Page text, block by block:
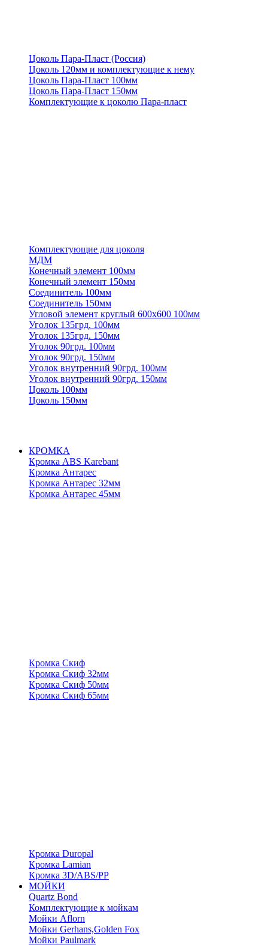
Цоколь Пара-Пласт (Россия)
Цоколь 120мм и комплектующие к нему
Цоколь Пара-Пласт 100мм
Цоколь Пара-Пласт 150мм
Комплектующие к цоколю Пара-пласт
Комплектующие для цоколя
МДМ
Конечный элемент 100мм
Конечный элемент 150мм
Соединитель 100мм
Соединитель 150мм
Угловой элемент круглый 600х600 100мм
Уголок 135грд. 100мм
Уголок 135грд. 150мм
Уголок 90грд. 100мм
Уголок 90грд. 150мм
Уголок внутренний 90грд. 100мм
Уголок внутренний 90грд. 150мм
Цоколь 100мм
Цоколь 150мм
КРОМКА
Кромка ABS Karebant
Кромка Антарес
Кромка Антарес 32мм
Кромка Антарес 45мм
Кромка Скиф
Кромка Скиф 32мм
Кромка Скиф 50мм
Кромка Скиф 65мм
Кромка Duropal
Кромка Lamian
Кромка 3D/ABS/PP
МОЙКИ
Quartz Bond
Комплектующие к мойкам
Мойки Aflorn
Мойки Gerhans,Golden Fox
Мойки Paulmark